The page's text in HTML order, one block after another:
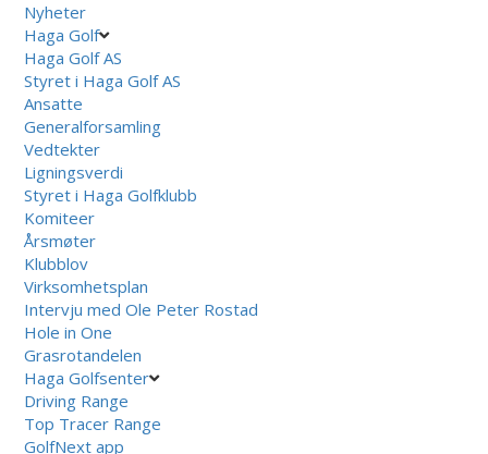
Nyheter
Haga Golf
Haga Golf AS
Styret i Haga Golf AS
Ansatte
Generalforsamling
Vedtekter
Ligningsverdi
Styret i Haga Golfklubb
Komiteer
Årsmøter
Klubblov
Virksomhetsplan
Intervju med Ole Peter Rostad
Hole in One
Grasrotandelen
Haga Golfsenter
Driving Range
Top Tracer Range
GolfNext app